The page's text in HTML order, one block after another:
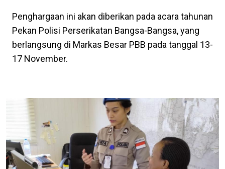
Penghargaan ini akan diberikan pada acara tahunan
Pekan Polisi Perserikatan Bangsa-Bangsa, yang
berlangsung di Markas Besar PBB pada tanggal 13-
17 November.